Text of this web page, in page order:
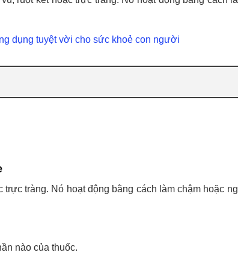
dụng tuyệt vời cho sức khoẻ con người
tràng. Nó hoạt động bằng cách làm chậm hoặc
nào của thuốc.